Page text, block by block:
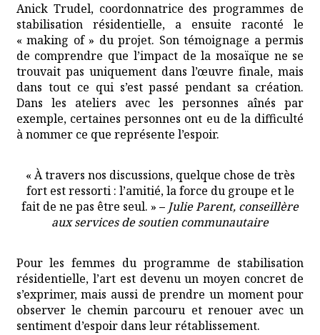
Anick Trudel, coordonnatrice des programmes de
stabilisation résidentielle, a ensuite raconté le
« making of » du projet. Son témoignage a permis
de comprendre que l’impact de la mosaïque ne se
trouvait pas uniquement dans l’œuvre finale, mais
dans tout ce qui s’est passé pendant sa création.
Dans les ateliers avec les personnes aînés par
exemple, certaines personnes ont eu de la difficulté
à nommer ce que représente l’espoir.
« À travers nos discussions, quelque chose de très
fort est ressorti : l’amitié, la force du groupe et le
fait de ne pas être seul. » – Julie Parent, conseillère
aux services de soutien communautaire
Pour les femmes du programme de stabilisation
résidentielle, l’art est devenu un moyen concret de
s’exprimer, mais aussi de prendre un moment pour
observer le chemin parcouru et renouer avec un
sentiment d’espoir dans leur rétablissement.